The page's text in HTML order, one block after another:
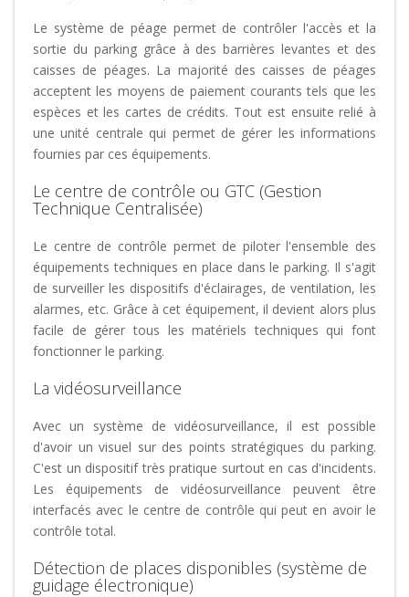
Le système de péage permet de contrôler l'accès et la
sortie du parking grâce à des barrières levantes et des
caisses de péages. La majorité des caisses de péages
acceptent les moyens de paiement courants tels que les
espèces et les cartes de crédits. Tout est ensuite relié à
une unité centrale qui permet de gérer les informations
fournies par ces équipements.
Le centre de contrôle ou GTC (Gestion
Technique Centralisée)
Le centre de contrôle permet de piloter l'ensemble des
équipements techniques en place dans le parking. Il s'agit
de surveiller les dispositifs d'éclairages, de ventilation, les
alarmes, etc. Grâce à cet équipement, il devient alors plus
facile de gérer tous les matériels techniques qui font
fonctionner le parking.
La vidéosurveillance
Avec un système de vidéosurveillance, il est possible
d'avoir un visuel sur des points stratégiques du parking.
C'est un dispositif très pratique surtout en cas d'incidents.
Les équipements de vidéosurveillance peuvent être
interfacés avec le centre de contrôle qui peut en avoir le
contrôle total.
Détection de places disponibles (système de
guidage électronique)